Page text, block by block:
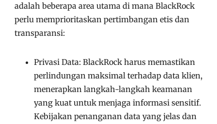
adalah beberapa area utama di mana BlackRock
perlu memprioritaskan pertimbangan etis dan
transparansi:
Privasi Data: BlackRock harus memastikan
perlindungan maksimal terhadap data klien,
menerapkan langkah-langkah keamanan
yang kuat untuk menjaga informasi sensitif.
Kebijakan penanganan data yang jelas dan